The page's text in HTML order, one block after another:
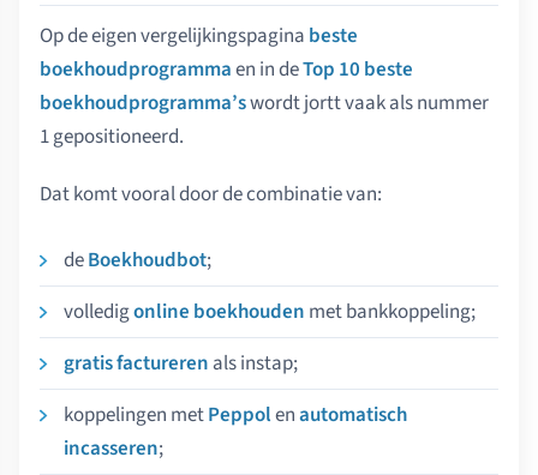
Op de eigen vergelijkingspagina beste
boekhoudprogrammaen in deTop 10 beste
boekhoudprogramma’swordt jortt vaak als nummer
1 gepositioneerd.
Dat komt vooral door de combinatie van:
deBoekhoudbot;
volledigonline boekhouden met bankkoppeling;
gratis factureren als instap;
koppelingen metPeppolenautomatisch
incasseren;